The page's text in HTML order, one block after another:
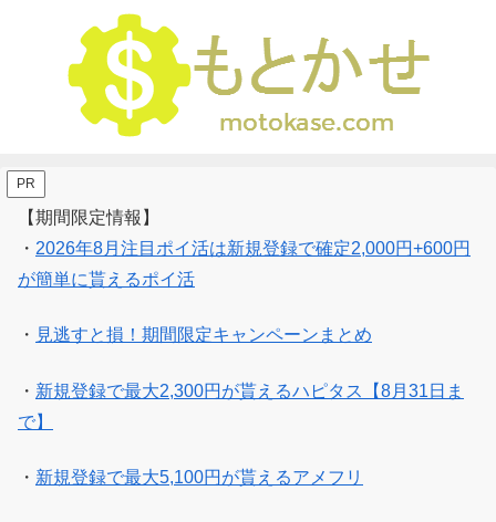
PR
【期間限定情報】
・ 2026年8月注目ポイ活は新規登録で確定2,000円+600円
が簡単に貰えるポイ活
・ 見逃すと損！期間限定キャンペーンまとめ
・ 新規登録で最大2,300円が貰えるハピタス【8月31日ま
で】
・ 新規登録で最大5,100円が貰えるアメフリ